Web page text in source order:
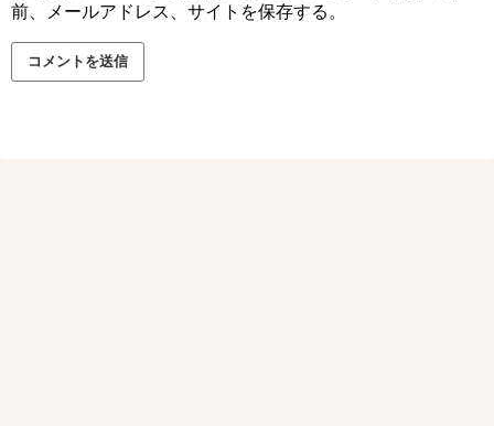
前、メールアドレス、サイトを保存する。